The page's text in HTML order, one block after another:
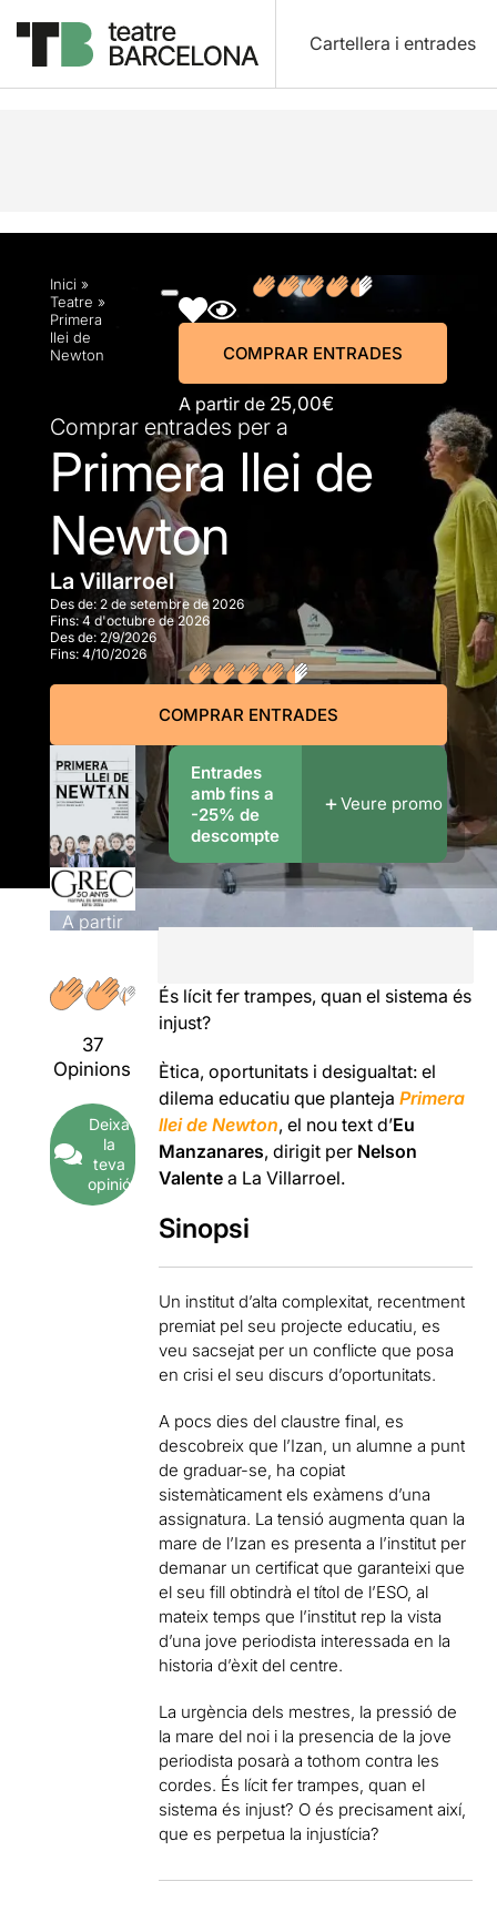
Cartellera i entrades
Descripció Horaris Fitxa artística Fotos i
Inici »
Teatre »
Primera
llei de
Newton
A partir de 25,00€
COMPRAR ENTRADES
Comprar entrades per a
Primera llei de
Newton
La Villarroel
Des de: 2 de setembre de 2026
Fins:4 d'octubre de 2026
Des de: 2/9/2026
Fins: 4/10/2026
COMPRAR ENTRADES
A partir
37
Opinions
Deixa
la
teva
opinió
Entrades
amb fins a
-25% de
descompte
Veure promo
És lícit fer trampes, quan el sistema és
injust?
Ètica, oportunitats i desigualtat: el
dilema educatiu que plantejaPrimera
llei de Newton, el nou text d’Eu
Manzanares, dirigit per Nelson
Valentea La Villarroel.
Sinopsi
Un institut d’alta complexitat, recentment
premiat pel seu projecte educatiu, es
veu sacsejat per un conflicte que posa
en crisi el seu discurs d’oportunitats.
A pocs dies del claustre final, es
descobreix que l’Izan, un alumne a punt
de graduar-se, ha copiat
sistemàticament els exàmens d’una
assignatura. La tensió augmenta quan la
mare de l’Izan es presenta a l’institut per
demanar un certificat que garanteixi que
el seu fill obtindrà el títol de l’ESO, al
mateix temps que l’institut rep la vista
d’una jove periodista interessada en la
historia d’èxit del centre.
La urgència dels mestres, la pressió de
la mare del noi i la presencia de la jove
periodista posarà a tothom contra les
cordes. És lícit fer trampes, quan el
sistema és injust? O és precisament així,
que es perpetua la injustícia?